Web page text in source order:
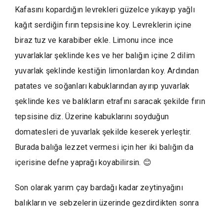
Kafasını kopardığın levrekleri güzelce yıkayıp yağlı
kağıt serdiğin fırın tepsisine koy. Levreklerin içine
biraz tuz ve karabiber ekle. Limonu ince ince
yuvarlaklar şeklinde kes ve her balığın içine 2 dilim
yuvarlak şeklinde kestiğin limonlardan koy. Ardından
patates ve soğanları kabuklarından ayırıp yuvarlak
şeklinde kes ve balıkların etrafını saracak şekilde fırın
tepsisine diz. Üzerine kabuklarını soyduğun
domatesleri de yuvarlak şekilde keserek yerleştir.
Burada balığa lezzet vermesi için her iki balığın da
içerisine defne yaprağı koyabilirsin. 😊
Son olarak yarım çay bardağı kadar zeytinyağını
balıkların ve sebzelerin üzerinde gezdirdikten sonra